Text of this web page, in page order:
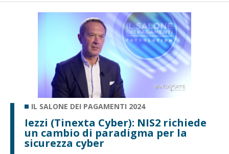
IL SALONE DEI PAGAMENTI 2024
Iezzi (Tinexta Cyber): NIS2 richiede
un cambio di paradigma per la
sicurezza cyber